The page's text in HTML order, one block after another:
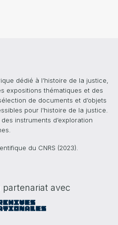
dédié à l’histoire de la justice,
expositions thématiques et des
de documents et d’objets
pour l’histoire de la justice.
instruments d’exploration
du CNRS (2023).
partenariat avec